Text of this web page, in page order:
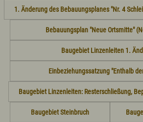
Landkreis Oberallgäu
Marktprodukte "vo eis dahoim"
Marktwärme
Neue Ortsmitte mit Saal
Neue Kindertagesstätte in den Starzlachauen
Veranstaltungen
Politik
Grußwort
Aus dem Gemeinderat
Ortsvorstellung - Chronik
1. Änderung des Bebauungsplanes "Nr. 4
Bebauungsplan "Neue Ortsmitte"
Baugebiet Linzenleiten 1.
Einbeziehungssatzung "Enthalb
Baugebiet Linzenleiten: Resterschließung,
Baugebiet Steinbruch